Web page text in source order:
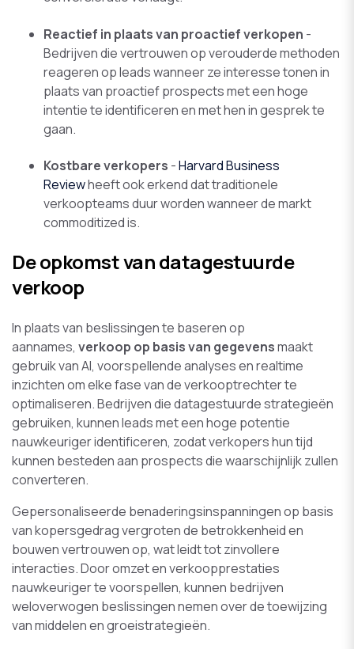
Reactief in plaats van proactief verkopen -
Bedrijven die vertrouwen op verouderde methoden
reageren op leads wanneer ze interesse tonen in
plaats van proactief prospects met een hoge
intentie te identificeren en met hen in gesprek te
gaan.
Kostbare verkopers -Harvard Business
Reviewheeft ook erkend dat traditionele
verkoopteams duur worden wanneer de markt
commoditized is.
De opkomst van datagestuurde
verkoop
In plaats van beslissingen te baseren op
aannames, verkoop op basis van gegevensmaakt
gebruik van AI, voorspellende analyses en realtime
inzichten om elke fase van de verkooptrechter te
optimaliseren. Bedrijven die datagestuurde strategieën
gebruiken, kunnen leads met een hoge potentie
nauwkeuriger identificeren, zodat verkopers hun tijd
kunnen besteden aan prospects die waarschijnlijk zullen
converteren.
Gepersonaliseerde benaderingsinspanningen op basis
van kopersgedrag vergroten de betrokkenheid en
bouwen vertrouwen op, wat leidt tot zinvollere
interacties. Door omzet en verkoopprestaties
nauwkeuriger te voorspellen, kunnen bedrijven
weloverwogen beslissingen nemen over de toewijzing
van middelen en groeistrategieën.